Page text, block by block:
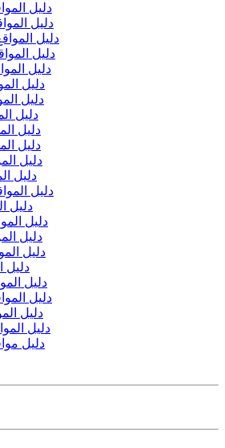
» دليل
» دليل
» دليل
» دليل
» دليل
» دليل
» دليل
» دليل
» دليل
» دليل
» دليل
» دليل
» دليل
» دليل
» دليل
» دليل
» دليل
» دليل
» دليل
» دليل
» دليل
» دليل
» دليل